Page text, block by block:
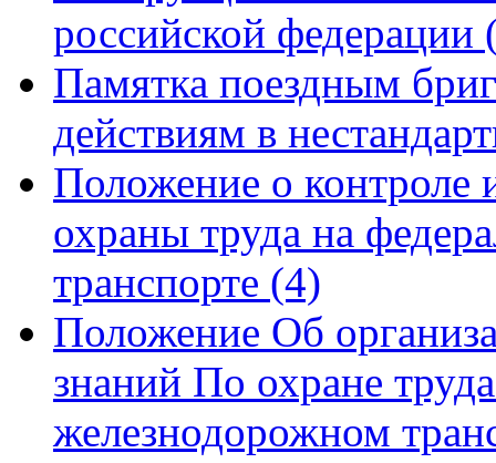
российской федерации
Памятка поездным
действиям в
Положение о контроле
охраны труда на
транспорте (4)
Положение Об
знаний По охране
железнодорожном